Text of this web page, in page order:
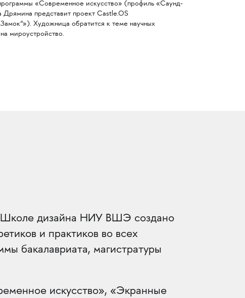
«Современное искусство» (профиль «Саунд-
представит проект Castle.OS
Художница обратится к теме научных
мироустройство.
Школе дизайна НИУ ВШЭ создано
и практиков во всех
бакалавриата, магистратуры
искусство», «Экранные